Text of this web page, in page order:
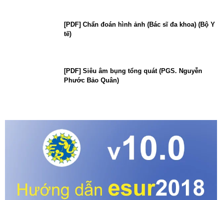
[PDF] Chẩn đoán hình ảnh (Bác sĩ đa khoa) (Bộ Y
tế)
[PDF] Siêu âm bụng tổng quát (PGS. Nguyễn
Phước Bảo Quân)